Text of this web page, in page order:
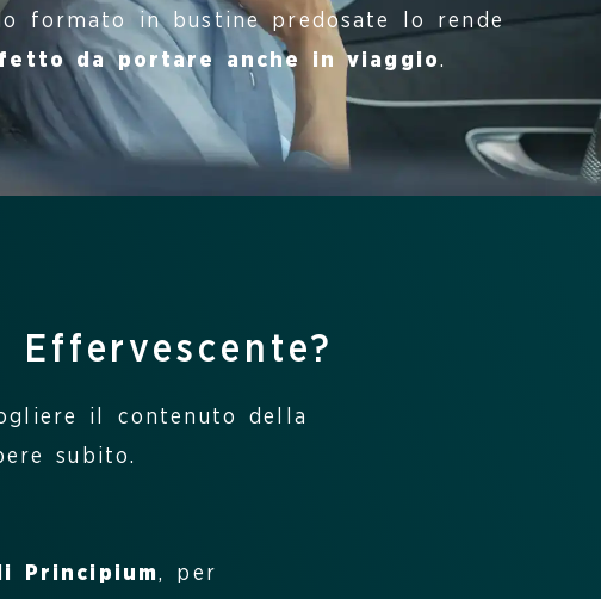
formato in bustine predosate lo rende
da portare anche in viaggio.
il contenuto della
subito.
Principium, per